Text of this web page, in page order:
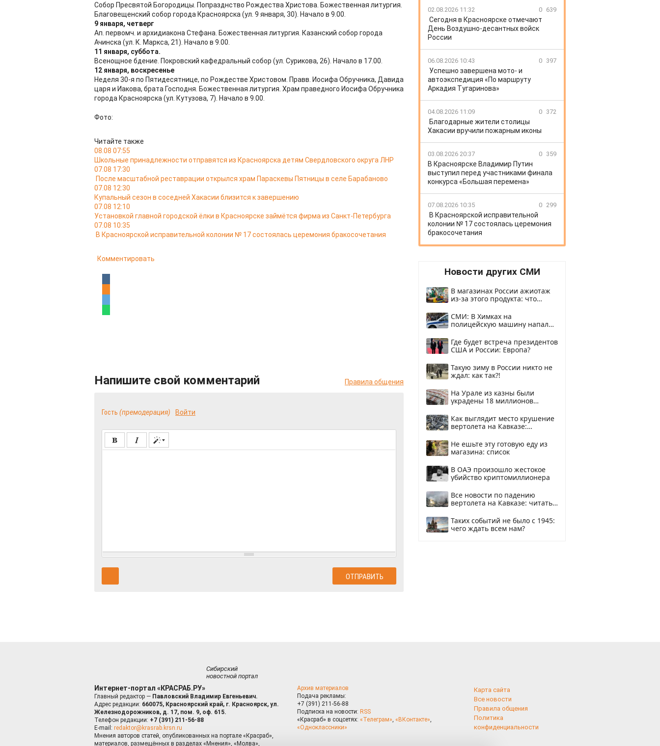
Собор Пресвятой Богородицы. Попразднство Рождества Христова. Божественная литургия.
Благовещенский собор города Красноярска (ул. 9 января, 30). Начало в 9.00.
9 января, четверг
Ап. первомч. и архидиакона Стефана. Божественная литургия. Казанский собор города
Ачинска (ул. К. Маркса, 21). Начало в 9.00.
11 января, суббота.
Всенощное бдение. Покровский кафедральный собор (ул. Сурикова, 26). Начало в 17.00.
12 января, воскресенье
Неделя 30-я по Пятидесятнице, по Рождестве Христовом. Правв. Иосифа Обручника, Давида
царя и Иакова, брата Господня. Божественная литургия. Храм праведного Иосифа Обручника
города Красноярска (ул. Кутузова, 7). Начало в 9.00.
Фото:
Читайте также
08.08 07:55
Школьные принадлежности отправятся из Красноярска детям Свердловского округа ЛНР
07.08 17:30
После масштабной реставрации открылся храм Параскевы Пятницы в селе Барабаново
07.08 12:30
Купальный сезон в соседней Хакасии близится к завершению
07.08 12:10
Установкой главной городской ёлки в Красноярске займётся фирма из Санкт-Петербурга
07.08 10:35
В Красноярской исправительной колонии № 17 состоялась церемония бракосочетания
Комментировать
Напишите свой комментарий Правила общения
Гость (премодерация) Войти
02.08.2026 11:32 0 639
Сегодня в Красноярске отмечают
День Воздушно-десантных войск
России
06.08.2026 10:43 0 397
Успешно завершена мото- и
автоэкспедиция «По маршруту
Аркадия Тугаринова»
04.08.2026 11:09 0 372
Благодарные жители столицы
Хакасии вручили пожарным иконы
03.08.2026 20:37 0 359
В Красноярске Владимир Путин
выступил перед участниками финала
конкурса «Большая перемена»
07.08.2026 10:35 0 299
В Красноярской исправительной
колонии № 17 состоялась церемония
бракосочетания
Новости других СМИ
В магазинах России ажиотаж
из-за этого продукта: что
СМИ: В Химках на
полицейскую машину напали
Где будет встреча президентов
США и России: Европа?
Такую зиму в России никто не
ждал: как так?!
На Урале из казны были
украдены 18 миллионов
Как выглядит место крушение
вертолета на Кавказе:
Не ешьте эту готовую еду из
магазина: список
В ОАЭ произошло жестокое
убийство криптомиллионера
Все новости по падению
вертолета на Кавказе: читать
Таких событий не было с 1945:
чего ждать всем нам?
Сибирский
новостной портал
Интернет-портал «КРАСРАБ.РУ»
Главный редактор — Павловский Владимир Евгеньевич.
Адрес редакции: 660075, Красноярский край, г. Красноярск, ул.
Железнодорожников, д. 17, пом. 9, оф. 615.
Телефон редакции: +7 (391) 211-56-88
E-mail: redaktor@krasrab.krsn.ru
Мнения авторов статей, опубликованных на портале «Красраб»,
материалов, размещённых в разделах «Мнения», «Молва»,
Архив материалов
Подача рекламы:
+7 (391) 211-56-88
Подписка на новости: RSS
«Красраб» в соцсетях: «Телеграм», «ВКонтакте»,
«Одноклассники»
Карта сайта
Все новости
Правила общения
Политика
конфиденциальности